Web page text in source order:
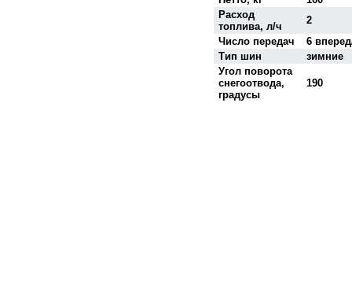
Расход
топлива, л/ч
2
Число передач
6
Тип шин
зимние
Угол поворота
снегоотвода,
градусы
190